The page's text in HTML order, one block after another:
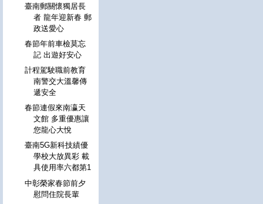
臺南郵關懷獨居長
者 龍年迎新春 郵
政送愛心
春節年前車檢莫忘
記 出遊好安心
計程駕駛職前教育
南警交大溫馨傳
遞安全
春節連假來南瀛天
文館 多重優惠讓
您龍心大悅
臺南5G新科技績優
學校大放異彩 載
具使用率六都第1
中彰榮家春節前夕
慰問住院長輩